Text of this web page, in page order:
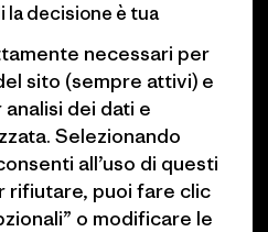
con noi
e media
program
di affiliazione
Italia Mappa del sito
la decisione è tua
necessari per
sito (sempre attivi) e
dei dati e
Selezionando
all’uso di questi
rifiutare, puoi fare clic
o modificare le